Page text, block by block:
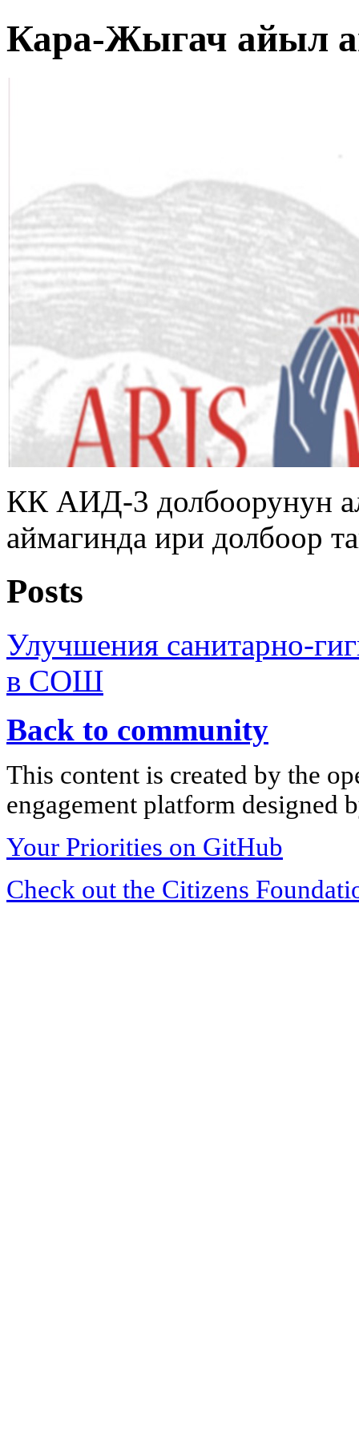
Кара-Жыгач айыл
КК АИД-3 долбоорунун
аймагинда ири долбоор
Posts
Улучшения санитарно-
в СОШ
Back to community
This content is created by the
engagement platform designed
Your Priorities on GitHub
Check out the Citizens